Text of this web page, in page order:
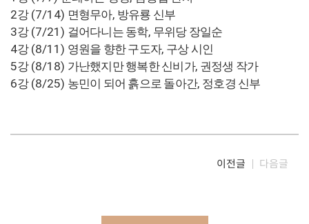
2강 (7/14) 면형무아, 방유룡 신부
3강 (7/21) 걸어다니는 동학, 무위당 장일순
4강 (8/11) 영원을 향한 구도자, 구상 시인
5강 (8/18) 가난했지만 행복한 신비가, 권정생 작가
6강 (8/25) 농민이 되어 흙으로 돌아간, 정호경 신부
이전글 다음글